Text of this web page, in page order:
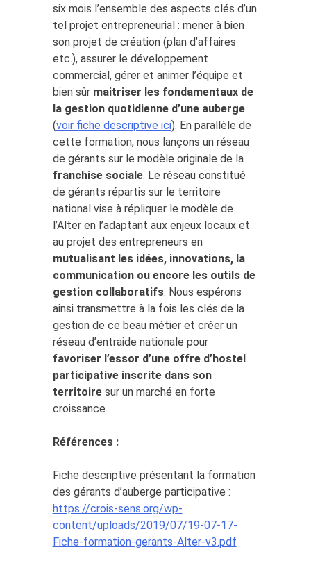
six mois l’ensemble des aspects clés d’un
tel projet entrepreneurial : mener à bien
son projet de création (plan d’affaires
etc.), assurer le développement
commercial, gérer et animer l’équipe et
bien sûr maitriser les fondamentaux de
la gestion quotidienne d’une auberge
(voir fiche descriptive ici). En parallèle de
cette formation, nous lançons un réseau
de gérants sur le modèle originale de la
franchise sociale. Le réseau constitué
de gérants répartis sur le territoire
national vise à répliquer le modèle de
l’Alter en l’adaptant aux enjeux locaux et
au projet des entrepreneurs en
mutualisant les idées, innovations, la
communication ou encore les outils de
gestion collaboratifs. Nous espérons
ainsi transmettre à la fois les clés de la
gestion de ce beau métier et créer un
réseau d’entraide nationale pour
favoriser l’essor d’une offre d’hostel
participative inscrite dans son
territoire sur un marché en forte
croissance.
Références :
Fiche descriptive présentant la formation
des gérants d’auberge participative :
https://crois-sens.org/wp-
content/uploads/2019/07/19-07-17-
Fiche-formation-gerants-Alter-v3.pdf